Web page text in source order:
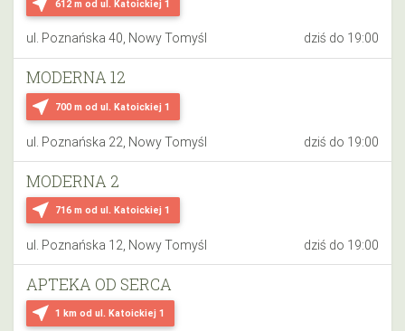
612 m od ul. Katoickiej 1
ul. Poznańska 40, Nowy Tomyśl dziś do 19:00
near_me 700 m od ul. Katoickiej 1
MODERNA 12
ul. Poznańska 22, Nowy Tomyśl dziś do 19:00
near_me 716 m od ul. Katoickiej 1
MODERNA 2
ul. Poznańska 12, Nowy Tomyśl dziś do 19:00
near_me 1 km od ul. Katoickiej 1
APTEKA OD SERCA